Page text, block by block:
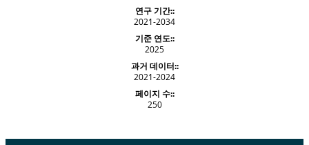
연구 기간::
2021-2034
기준 연도::
2025
과거 데이터::
2021-2024
페이지 수::
250